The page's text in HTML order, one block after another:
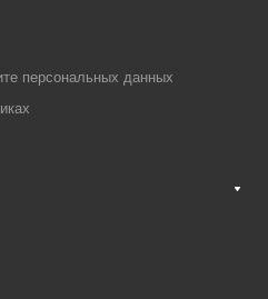
персональных данных